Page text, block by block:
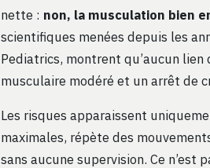
nette : non, la musculation bien
scientifiques menées depuis les
Pediatrics, montrent qu’aucun
musculaire modéré et un arrêt de
Les risques apparaissent
maximales, répète des
sans aucune supervision. Ce n’est